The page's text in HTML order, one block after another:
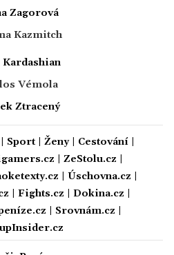
Zagorová
Kazmitch
Vémola
Ztracený
Sport| Ženy| Cestování|
ZeStolu.cz
Úschovna.cz
Fights.cz Dokina.cz
Srovnám.cz